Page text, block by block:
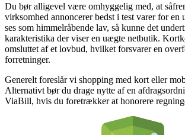
Du bør alligevel være omhyggelig med, at
virksomhed annoncerer bedst i test varer for en
ses som himmelråbende lav, så kunne det
karakteristika der viser en uægte netbutik.
omsluttet af et lovbud, hvilket forsvarer en
forretninger.
Generelt foreslår vi shopping med kort eller
Alternativt bør du drage nytte af en
ViaBill, hvis du foretrækker at honorere